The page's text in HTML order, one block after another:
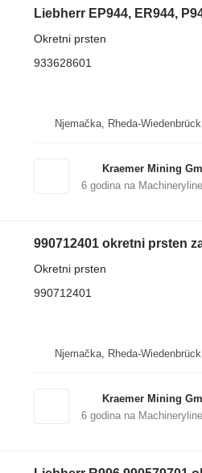
Liebherr EP944, ER944,
Okretni prsten
933628601
Njemačka, Rheda-Wiedenbrück
Kraemer Mining
6godina na Machineryline
990712401 okretni prsten
Okretni prsten
990712401
Njemačka, Rheda-Wiedenbrück
Kraemer Mining
6godina na Machineryline